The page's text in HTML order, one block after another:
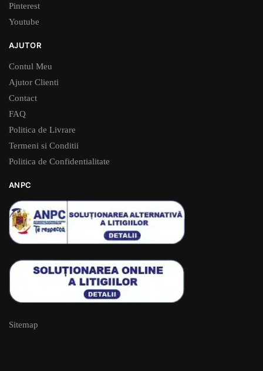
Pinterest
Youtube
AJUTOR
Contul Meu
Ajutor Clienti
Contact
FAQ
Politica de Livrare
Termeni si Conditii
Politica de Confidentialitate
ANPC
Sitemap